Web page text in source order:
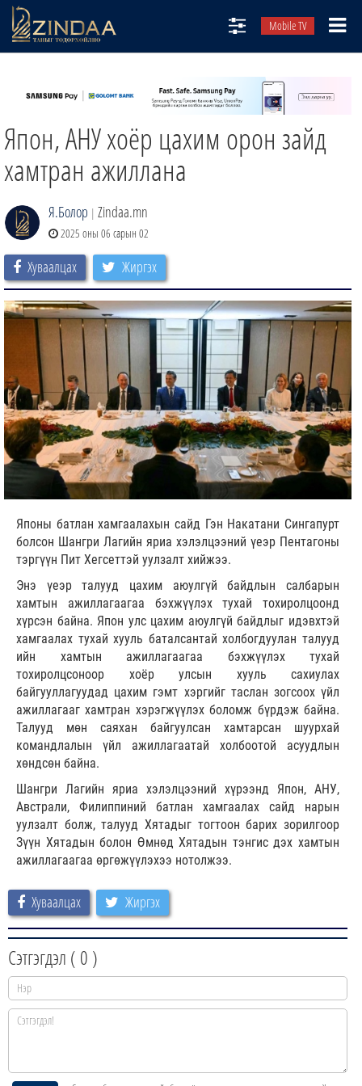
Mobile TV
ТВ8
ӨГЛӨӨНИЙ СОНИН
АУДИО ЗОХИОЛ
ЗИНДАА СЭТГҮҮЛ
Япон, АНУ хоёр цахим орон зайд
хамтран ажиллана
Я.Болор | Zindaa.mn
2025 оны 06 сарын 02
Хуваалцах Жиргэх
Японы батлан хамгаалахын сайд Гэн Накатани Сингапурт
болсон Шангри Лагийн яриа хэлэлцээний үеэр Пентагоны
тэргүүн Пит Хегсеттэй уулзалт хийжээ.
Энэ үеэр талууд цахим аюулгүй байдлын салбарын
хамтын ажиллагаагаа бэхжүүлэх тухай тохиролцоонд
хүрсэн байна. Япон улс цахим аюулгүй байдлыг идэвхтэй
хамгаалах тухай хууль баталсантай холбогдуулан талууд
ийн хамтын ажиллагаагаа бэхжүүлэх тухай
тохиролцсоноор хоёр улсын хууль сахиулах
байгууллагуудад цахим гэмт хэргийг таслан зогсоох үйл
ажиллагааг хамтран хэрэгжүүлэх боломж бүрдэж байна.
Талууд мөн саяхан байгуулсан хамтарсан шуурхай
командлалын үйл ажиллагаатай холбоотой асуудлын
хөндсөн байна.
Шангри Лагийн яриа хэлэлцээний хүрээнд Япон, АНУ,
Австрали, Филиппиний батлан хамгаалах сайд нарын
уулзалт болж, талууд Хятадыг тогтоон барих зорилгоор
Зүүн Хятадын болон Өмнөд Хятадын тэнгис дэх хамтын
ажиллагаагаа өргөжүүлэхээ нотолжээ.
Хуваалцах Жиргэх
Сэтгэгдэл ( 0 )